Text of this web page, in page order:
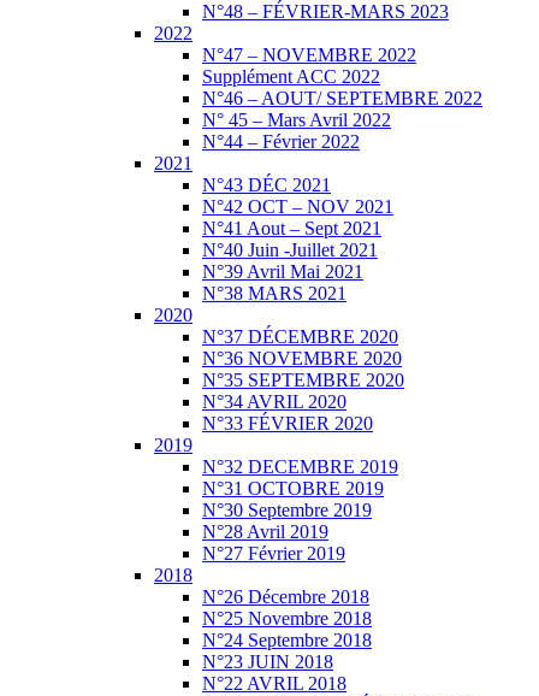
N°48 – FÉVRIER-MARS 2023
2022
N°47 – NOVEMBRE 2022
Supplément ACC 2022
N°46 – AOUT/ SEPTEMBRE 2022
N° 45 – Mars Avril 2022
N°44 – Février 2022
2021
N°43 DÉC 2021
N°42 OCT – NOV 2021
N°41 Aout – Sept 2021
N°40 Juin -Juillet 2021
N°39 Avril Mai 2021
N°38 MARS 2021
2020
N°37 DÉCEMBRE 2020
N°36 NOVEMBRE 2020
N°35 SEPTEMBRE 2020
N°34 AVRIL 2020
N°33 FÉVRIER 2020
2019
N°32 DECEMBRE 2019
N°31 OCTOBRE 2019
N°30 Septembre 2019
N°28 Avril 2019
N°27 Février 2019
2018
N°26 Décembre 2018
N°25 Novembre 2018
N°24 Septembre 2018
N°23 JUIN 2018
N°22 AVRIL 2018